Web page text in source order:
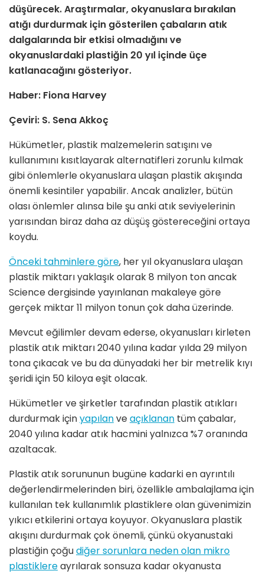
düşürecek. Araştırmalar, okyanuslara bırakılan
atığı durdurmak için gösterilen çabaların atık
dalgalarında bir etkisi olmadığını ve
okyanuslardaki plastiğin 20 yıl içinde üçe
katlanacağını gösteriyor.
Haber: Fiona Harvey
Çeviri: S. Sena Akkoç
Hükümetler, plastik malzemelerin satışını ve
kullanımını kısıtlayarak alternatifleri zorunlu kılmak
gibi önlemlerle okyanuslara ulaşan plastik akışında
önemli kesintiler yapabilir. Ancak analizler, bütün
olası önlemler alınsa bile şu anki atık seviyelerinin
yarısından biraz daha az düşüş göstereceğini ortaya
koydu.
Önceki tahminlere göre, her yıl okyanuslara ulaşan
plastik miktarı yaklaşık olarak 8 milyon ton ancak
Science dergisinde yayınlanan makaleye göre
gerçek miktar 11 milyon tonun çok daha üzerinde.
Mevcut eğilimler devam ederse, okyanusları kirleten
plastik atık miktarı 2040 yılına kadar yılda 29 milyon
tona çıkacak ve bu da dünyadaki her bir metrelik kıyı
şeridi için 50 kiloya eşit olacak.
Hükümetler ve şirketler tarafından plastik atıkları
durdurmak içinyapılanveaçıklanan tüm çabalar,
2040 yılına kadar atık hacmini yalnızca %7 oranında
azaltacak.
Plastik atık sorununun bugüne kadarki en ayrıntılı
değerlendirmelerinden biri, özellikle ambalajlama için
kullanılan tek kullanımlık plastiklere olan güvenimizin
yıkıcı etkilerini ortaya koyuyor. Okyanuslara plastik
akışını durdurmak çok önemli, çünkü okyanustaki
plastiğin çoğudiğer sorunlara neden olan mikro
plastiklereayrılarak sonsuza kadar okyanusta